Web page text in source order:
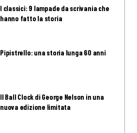
I classici: 9 lampade da scrivania che
hanno fatto la storia
Pipistrello: una storia lunga 60 anni
Il Ball Clock di George Nelson in una
nuova edizione limitata